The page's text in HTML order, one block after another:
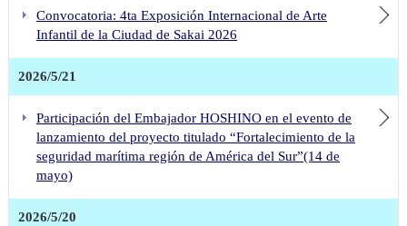
Convocatoria: 4ta Exposición Internacional de Arte
Infantil de la Ciudad de Sakai 2026
2026/5/21
Participación del Embajador HOSHINO en el evento de
lanzamiento del proyecto titulado “Fortalecimiento de la
seguridad marítima región de América del Sur”(14 de
mayo)
2026/5/20